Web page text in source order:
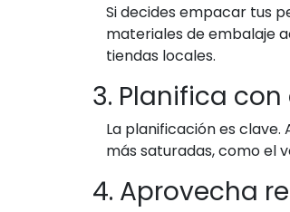
Si decides empacar tus
materiales de embalaje
tiendas locales.
3. Planifica
La planificación es
más saturadas, como el
4. Aprovecha